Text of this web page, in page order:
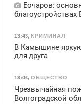
Бочаров:
благоустройствах
13:43, КРИМИНАЛ
В Камышине
для друга
13:06, ОБЩЕСТВО
Чрезвычайная
Волгоградской